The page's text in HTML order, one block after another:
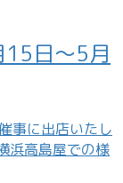
15日～5月
事に出店いたし
高島屋での様